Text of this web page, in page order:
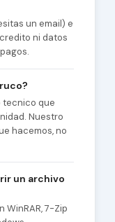
un email) e
ni datos
tecnico que
Nuestro
hacemos, no
un archivo
WinRAR, 7-Zip